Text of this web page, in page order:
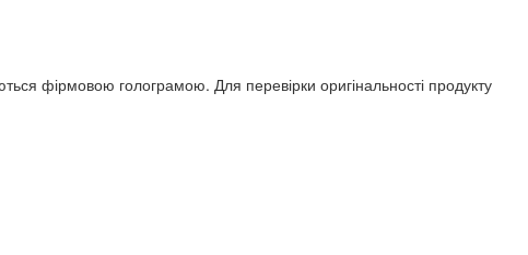
фірмовою голограмою. Для перевірки оригінальності продукту